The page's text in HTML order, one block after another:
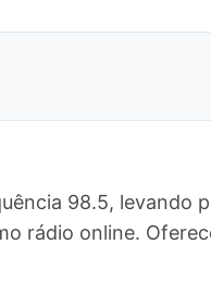
98.5, levando
rádio online.